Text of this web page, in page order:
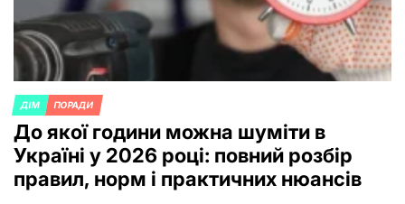
POSTED
IN
ДІМ ПОРАДИ
До якої години можна шуміти в
Україні у 2026 році: повний розбір
правил, норм і практичних нюансів